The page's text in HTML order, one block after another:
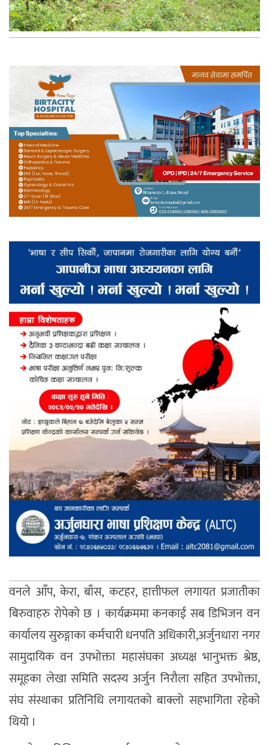
वनले आँप, केरा, बाँस, कटहर, हात्तीफल लगायत प्रजातीका
बिरुवाहरु रोपेको छ । कार्यक्रममा कनकाई सब डिभिजन वन
कार्यालय सुरुङ्गाका कर्मचारी धनपति अधिकारी,अर्जुनधारा नगर
सामुदायिक वन उपभोक्ता महासंघका अध्यक्ष भानुभक्त श्रेष्ठ,
समूहका लेखा समिति सदस्य अर्जुन निरौला सहित उपभोक्ता,
संघ संस्थाका प्रतिनिधि लगायतको बाक्लो सहभागिता रहेको
थियो ।